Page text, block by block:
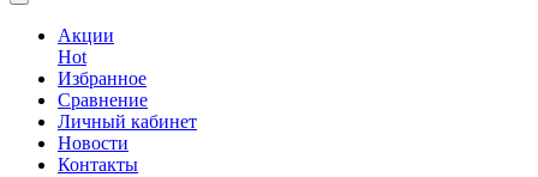
Акции
Hot
Избранное
Сравнение
Личный кабинет
Новости
Контакты